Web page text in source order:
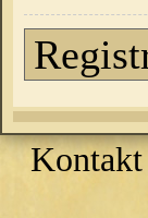
Kontakt